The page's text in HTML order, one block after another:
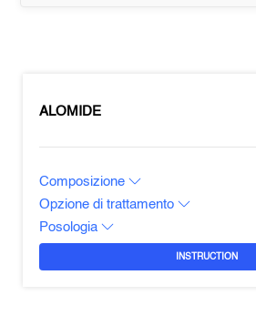
ALOMIDE
Composizione
Opzione di trattamento
Posologia
INSTRUCTION